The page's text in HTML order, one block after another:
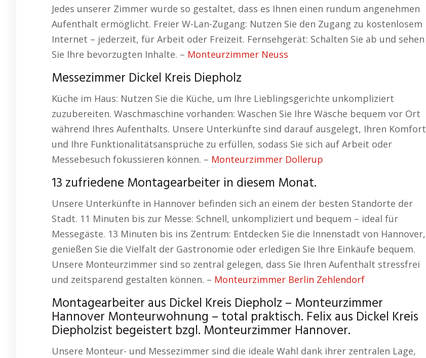
Jedes unserer Zimmer wurde so gestaltet, dass es Ihnen einen rundum angenehmen
Aufenthalt ermöglicht. Freier W-Lan-Zugang: Nutzen Sie den Zugang zu kostenlosem
Internet – jederzeit, für Arbeit oder Freizeit. Fernsehgerät: Schalten Sie ab und sehen
Sie Ihre bevorzugten Inhalte. – Monteurzimmer Neuss
Messezimmer Dickel Kreis Diepholz
Küche im Haus: Nutzen Sie die Küche, um Ihre Lieblingsgerichte unkompliziert
zuzubereiten. Waschmaschine vorhanden: Waschen Sie Ihre Wäsche bequem vor Ort
während Ihres Aufenthalts. Unsere Unterkünfte sind darauf ausgelegt, Ihren Komfort
und Ihre Funktionalitätsansprüche zu erfüllen, sodass Sie sich auf Arbeit oder
Messebesuch fokussieren können. – Monteurzimmer Dollerup
13 zufriedene Montagearbeiter in diesem Monat.
Unsere Unterkünfte in Hannover befinden sich an einem der besten Standorte der
Stadt. 11 Minuten bis zur Messe: Schnell, unkompliziert und bequem – ideal für
Messegäste. 13 Minuten bis ins Zentrum: Entdecken Sie die Innenstadt von Hannover,
genießen Sie die Vielfalt der Gastronomie oder erledigen Sie Ihre Einkäufe bequem.
Unsere Monteurzimmer sind so zentral gelegen, dass Sie Ihren Aufenthalt stressfrei
und zeitsparend gestalten können. – Monteurzimmer Berlin Zehlendorf
Montagearbeiter aus Dickel Kreis Diepholz – Monteurzimmer
Hannover Monteurwohnung – total praktisch. Felix aus Dickel Kreis
Diepholzist begeistert bzgl. Monteurzimmer Hannover.
Unsere Monteur- und Messezimmer sind die ideale Wahl dank ihrer zentralen Lage,